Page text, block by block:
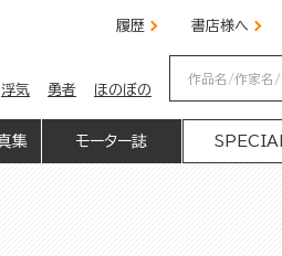
履歴 書店様へ
浮気 勇者 ほのぼの
集 モーター誌 SPECIAL